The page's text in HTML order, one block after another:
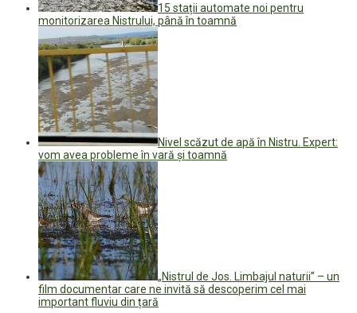
15 stații automate noi pentru
monitorizarea Nistrului, până în toamnă
Nivel scăzut de apă în Nistru. Expert:
vom avea probleme în vară și toamnă
„Nistrul de Jos. Limbajul naturii” – un
film documentar care ne invită să descoperim cel mai
important fluviu din țară